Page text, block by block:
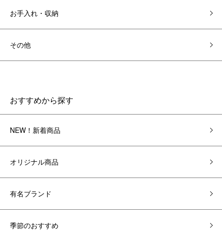
お手入れ・収納
その他
おすすめから探す
NEW！新着商品
オリジナル商品
有名ブランド
季節のおすすめ